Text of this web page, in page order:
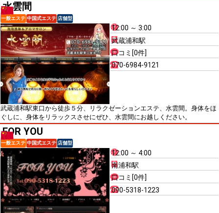
水雲間
一般エステ 中国式エステ 店舗型
12:00 ～ 3:00
武蔵浦和駅
口コミ[0件]
070-6984-9121
武蔵浦和駅東口から徒歩５分、リラクゼーションエステ、水雲間。身体をほ
ぐしに、身体をリラックスさせにぜひ、水雲間にお越しください。
FOR YOU
一般エステ 中国式エステ 店舗型
12:00 ～ 4:00
南浦和駅
口コミ[0件]
090-5318-1223